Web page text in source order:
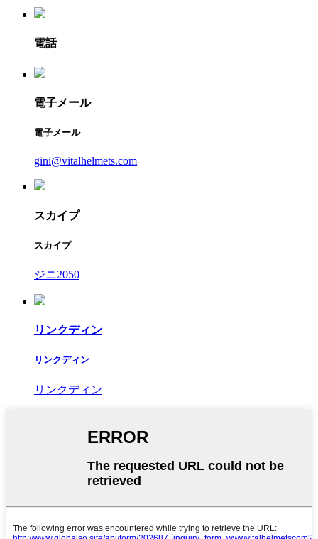
電話
電子メール
電子メール
gini@vitalhelmets.com
スカイプ
スカイプ
ジニ2050
リンクディン
リンクディン
リンクディン